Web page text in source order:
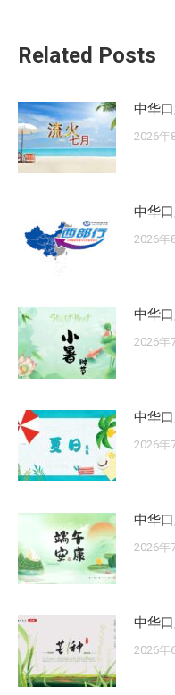
Related Posts
中华
2026年
中华
2026年
中华
2026年
中华
2026年
中华
2026年
中华
2026年